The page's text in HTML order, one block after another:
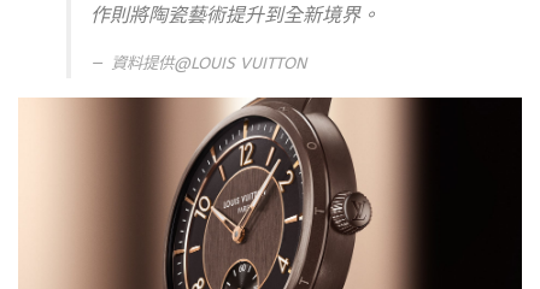
作則將陶瓷藝術提升到全新境界。
資料提供@LOUIS VUITTON